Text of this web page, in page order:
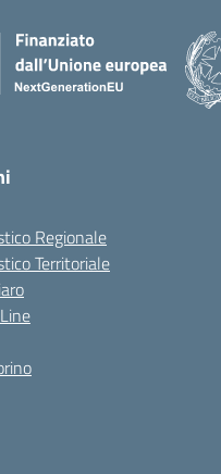
Regionale
Territoriale